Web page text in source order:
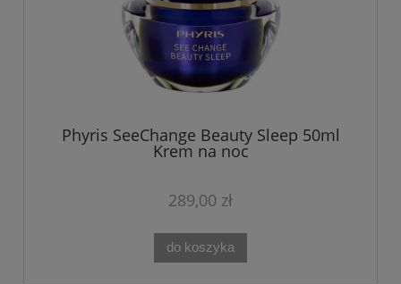
Phyris SeeChange Beauty Sleep 50ml
Krem na noc
289,00 zł
do koszyka